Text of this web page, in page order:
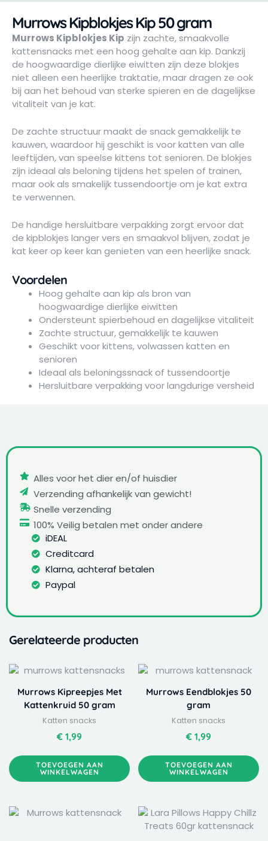
Murrows Kipblokjes Kip 50 gram
Murrows Kipblokjes Kip zijn zachte, smaakvolle
kattensnacks met een hoog gehalte aan kip. Dankzij
de hoogwaardige dierlijke eiwitten zijn deze blokjes
niet alleen een heerlijke traktatie, maar dragen ze ook
bij aan het behoud van sterke spieren en de dagelijkse
vitaliteit van je kat.
De zachte structuur maakt de snack gemakkelijk te
kauwen, waardoor hij geschikt is voor katten van alle
leeftijden, van speelse kittens tot senioren. De blokjes
zijn ideaal als beloning tijdens het spelen of trainen,
maar ook als smakelijk tussendoortje om je kat extra
te verwennen.
De handige hersluitbare verpakking zorgt ervoor dat
de kipblokjes langer vers en smaakvol blijven, zodat je
kat keer op keer kan genieten van een heerlijke snack.
Voordelen
Hoog gehalte aan kip als bron van
hoogwaardige dierlijke eiwitten
Ondersteunt spierbehoud en dagelijkse vitaliteit
Zachte structuur, gemakkelijk te kauwen
Geschikt voor kittens, volwassen katten en
senioren
Ideaal als beloningssnack of tussendoortje
Hersluitbare verpakking voor langdurige versheid
Alles voor het dier en/of huisdier
Verzending afhankelijk van gewicht!
Snelle verzending
100% Veilig betalen met onder andere
iDEAL
Creditcard
Klarna, achteraf betalen
Paypal
Gerelateerde producten
Murrows Kipreepjes Met
Kattenkruid 50 gram
Katten snacks
€ 1,99
TOEVOEGEN AAN
WINKELWAGEN
Murrows Eendblokjes 50
gram
Katten snacks
€ 1,99
TOEVOEGEN AAN
WINKELWAGEN
Dit
Dit
product